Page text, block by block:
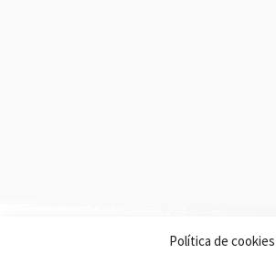
Política de cookies